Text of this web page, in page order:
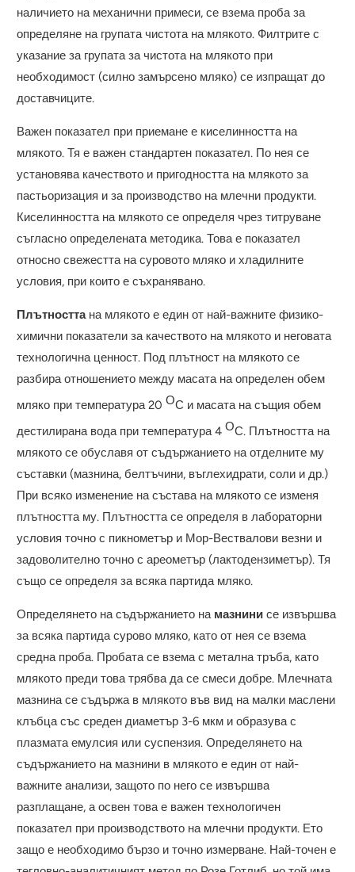
наличието на механични примеси, се взема проба за
определяне на групата чистота на млякото. Филтрите с
указание за групата за чистота на млякото при
необходимост (силно замърсено мляко) се изпращат до
доставчиците.
Важен показател при приемане е киселинността на
млякото. Тя е важен стандартен показател. По нея се
установява качеството и пригодността на млякото за
пастьоризация и за производство на млечни продукти.
Киселинността на млякото се определя чрез титруване
съгласно определената методика. Това е показател
относно свежестта на суровото мляко и хладилните
условия, при които е съхранявано.
Плътносттана млякото е един от най-важните физико-
химични показатели за качеството на млякото и неговата
технологична ценност. Под плътност на млякото се
разбира отношението между масата на определен обем
мляко при температура 20ОС и масата на същия обем
дестилирана вода при температура 4ОС. Плътността на
млякото се обуславя от съдържанието на отделните му
съставки (мазнина, белтъчини, въглехидрати, соли и др.)
При всяко изменение на състава на млякото се изменя
плътността му. Плътността се определя в лабораторни
условия точно с пикнометър и Мор-Вествалови везни и
задоволително точно с ареометър (лактодензиметър). Тя
също се определя за всяка партида мляко.
Определянето на съдържанието на мазнини се извършва
за всяка партида сурово мляко, като от нея се взема
средна проба. Пробата се взема с метална тръба, като
млякото преди това трябва да се смеси добре. Млечната
мазнина се съдържа в млякото във вид на малки маслени
клъбца със среден диаметър 3-6 мкм и образува с
плазмата емулсия или суспензия. Определянето на
съдържанието на мазнини в млякото е един от най-
важните анализи, защото по него се извършва
разплащане, а освен това е важен технологичен
показател при производството на млечни продукти. Ето
защо е необходимо бързо и точно измерване. Най-точен е